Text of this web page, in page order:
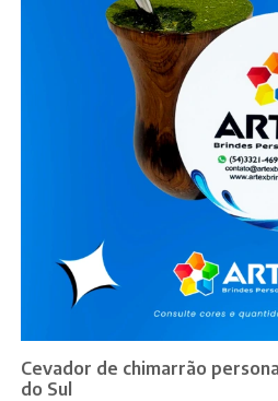
Cevador de chimarrão
do Sul